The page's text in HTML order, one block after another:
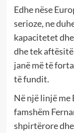
Edhe nëse
serioze, ne
kapacitetet
dhe tek
janë më të
të fundit.
Në një linjë me
famshëm
shpirtërore